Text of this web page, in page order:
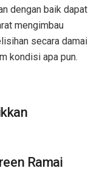
dengan baik dapat
mengimbau
secara damai
kondisi apa pun.
Ramai